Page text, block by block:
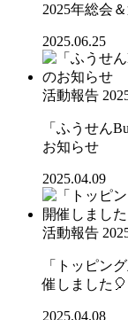
2025年総会
2025.06.25
活動報告
「ふうせん
お知らせ
2025.04.09
活動報告
「トッピン
催しました🎈
2025.04.08